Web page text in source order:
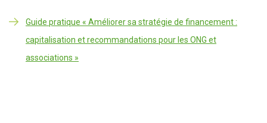
Guide pratique « Améliorer sa stratégie de financement :
capitalisation et recommandations pour les ONG et
associations »